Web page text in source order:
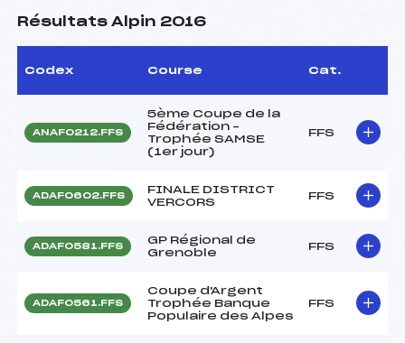
Résultats Alpin 2016
Codex Course Cat.
ANAF0212.FFS
5ème Coupe de la
Fédération –
Trophée SAMSE
(1er jour)
FFS
ADAF0602.FFS
FINALE DISTRICT
VERCORS
FFS
ADAF0581.FFS
GP Régional de
Grenoble
FFS
ADAF0561.FFS
Coupe d'Argent
Trophée Banque
Populaire des Alpes
FFS